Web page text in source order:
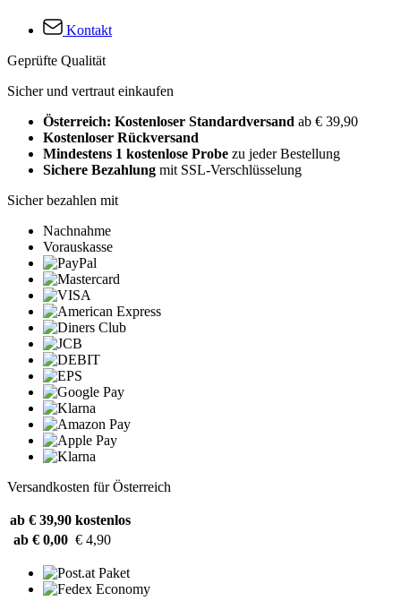
Kontakt
Geprüfte Qualität
Sicher und vertraut einkaufen
Österreich: Kostenloser Standardversand ab € 39,90
Kostenloser Rückversand
Mindestens 1 kostenlose Probe zu jeder Bestellung
Sichere Bezahlung mit SSL-Verschlüsselung
Sicher bezahlen mit
Nachnahme
Vorauskasse
Versandkosten für Österreich
ab € 39,90 kostenlos
ab € 0,00 € 4,90